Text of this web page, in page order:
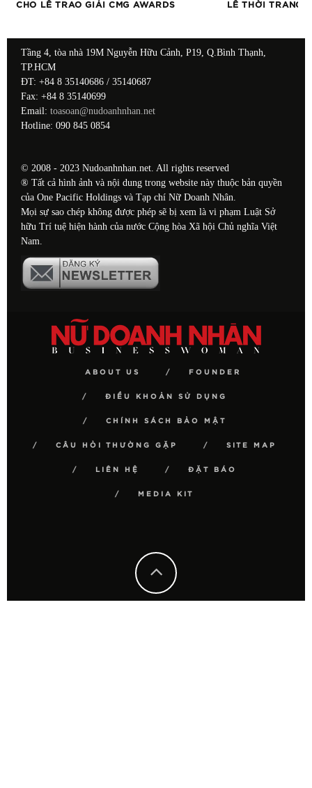
CHO LỄ TRAO GIẢI CMG AWARDS
LỄ THỜI TRANG
Tầng 4, tòa nhà 19M Nguyễn Hữu Cảnh, P19, Q.Bình Thạnh,
TP.HCM
ĐT: +84 8 35140686 / 35140687
Fax: +84 8 35140699
Email: toasoan@nudoanhnhan.net
Hotline: 090 845 0854
© 2008 - 2023 Nudoanhnhan.net. All rights reserved
® Tất cả hình ảnh và nội dung trong website này thuộc bản quyền
của One Pacific Holdings và Tạp chí Nữ Doanh Nhân.
Mọi sự sao chép không được phép sẽ bị xem là vi phạm Luật Sở
hữu Trí tuệ hiện hành của nước Cộng hòa Xã hội Chủ nghĩa Việt
Nam.
ABOUT US FOUNDER
ĐIỀU KHOẢN SỬ DỤNG
CHÍNH SÁCH BẢO MẬT
CÂU HỎI THƯỜNG GẶP SITE MAP
LIÊN HỆ ĐẶT BÁO
MEDIA KIT